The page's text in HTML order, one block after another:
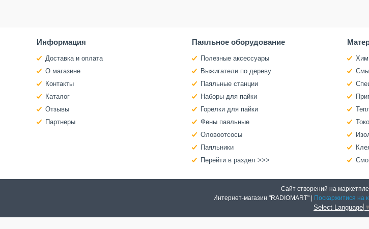
Информация
Доставка и оплата
О магазине
Контакты
Каталог
Отзывы
Партнеры
Паяльное оборудование
Полезные аксессуары
Выжигатели по дереву
Паяльные станции
Наборы для пайки
Горелки для пайки
Фены паяльные
Оловоотсосы
Паяльники
Перейти в раздел >>>
Сайт створений на
Поскаржитися на
Select Language ▼